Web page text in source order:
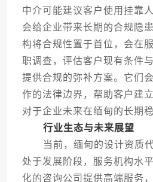
中介可能建议客户使用挂靠
会给企业带来长期的合规隐
构将合规性置于首位，会在
职调查，评估客户现有条件
提供合规的弥补方案。它们
作的法律边界，帮助客户建
对于企业未来在缅甸的长期
行业生态与未来展望
当前，缅甸的设计资质代
处于发展阶段，服务机构水
化的咨询公司提供高端服务